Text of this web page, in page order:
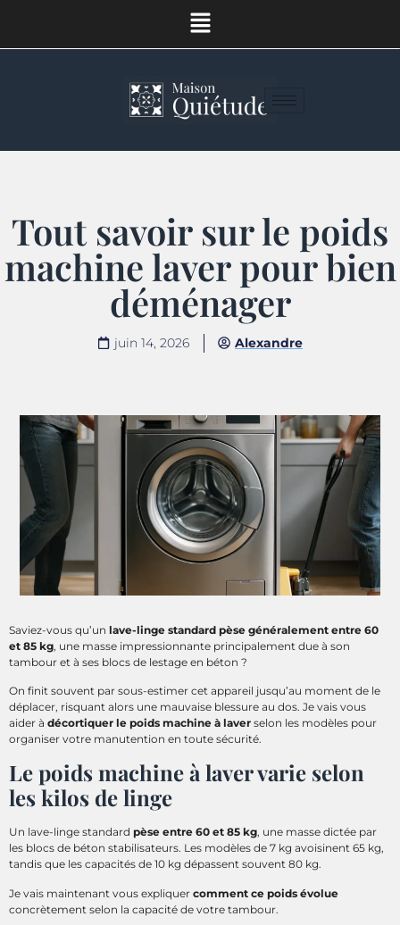
Tout savoir sur le poids
machine laver pour bien
déménager
juin 14, 2026 Alexandre
Saviez-vous qu’un lave-linge standard pèse généralement entre 60
et 85 kg, une masse impressionnante principalement due à son
tambour et à ses blocs de lestage en béton ?
On finit souvent par sous-estimer cet appareil jusqu’au moment de le
déplacer, risquant alors une mauvaise blessure au dos. Je vais vous
aider à décortiquer le poids machine à laver selon les modèles pour
organiser votre manutention en toute sécurité.
Le poids machine à laver varie selon
les kilos de linge
Un lave-linge standard pèse entre 60 et 85 kg, une masse dictée par
les blocs de béton stabilisateurs. Les modèles de 7 kg avoisinent 65 kg,
tandis que les capacités de 10 kg dépassent souvent 80 kg.
Je vais maintenant vous expliquer comment ce poids évolue
concrètement selon la capacité de votre tambour.